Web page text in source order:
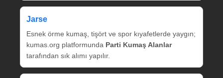
Jarse
Esnek örme kumaş, tişört ve spor kıyafetlerde yaygın;
kumas.org platformunda Parti Kumaş Alanlar
tarafından sık alımı yapılır.